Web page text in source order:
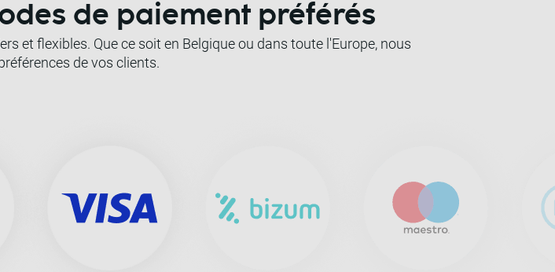
de paiement préférés
et flexibles. Que ce soit en Belgique ou dans toute l'Europe, nous
de vos clients.